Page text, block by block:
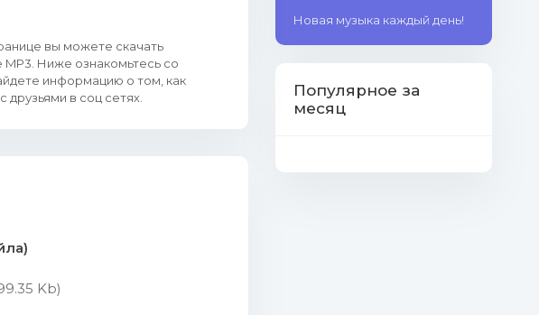
вы можете скачать
Ниже ознакомьтесь со
информацию о том, как
в соц сетях.
Kb)
Новая музыка каждый день!
Популярное за
месяц